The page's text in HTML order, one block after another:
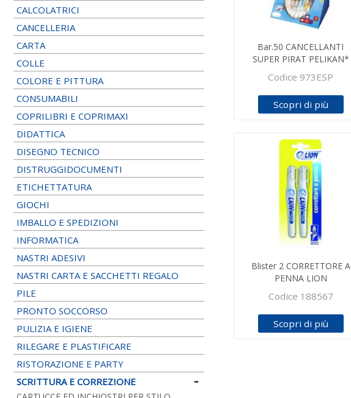
CALCOLATRICI
CANCELLERIA
CARTA
COLLE
COLORE E PITTURA
CONSUMABILI
COPRILIBRI E COPRIMAXI
DIDATTICA
DISEGNO TECNICO
DISTRUGGIDOCUMENTI
ETICHETTATURA
GIOCHI
IMBALLO E SPEDIZIONI
INFORMATICA
NASTRI ADESIVI
NASTRI CARTA E SACCHETTI REGALO
PILE
PRONTO SOCCORSO
PULIZIA E IGIENE
RILEGARE E PLASTIFICARE
RISTORAZIONE E PARTY
SCRITTURA E CORREZIONE
Bar.50 CANCELLANTI
SUPER PIRAT PELIKAN*
Codice 973ESP
Scopri di più
Blister 2 CORRETTORE A
PENNA LION
Codice 188567
Scopri di più